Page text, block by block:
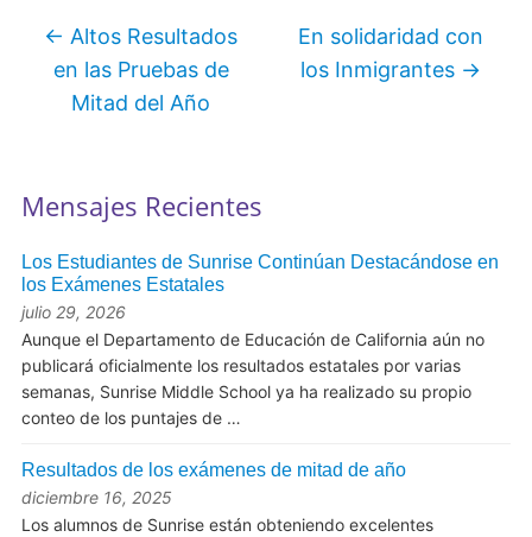
← Altos Resultados
en las Pruebas de
Mitad del Año
En solidaridad con
los Inmigrantes →
Mensajes Recientes
Los Estudiantes de Sunrise Continúan Destacándose en
los Exámenes Estatales
julio 29, 2026
Aunque el Departamento de Educación de California aún no
publicará oficialmente los resultados estatales por varias
semanas, Sunrise Middle School ya ha realizado su propio
conteo de los puntajes de …
Resultados de los exámenes de mitad de año
diciembre 16, 2025
Los alumnos de Sunrise están obteniendo excelentes